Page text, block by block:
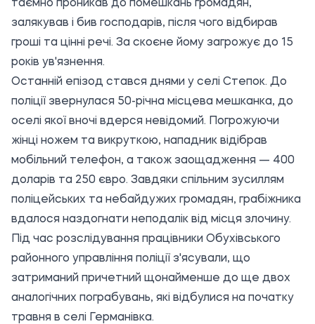
таємно проникав до помешкань громадян,
залякував і бив господарів, після чого відбирав
гроші та цінні речі. За скоєне йому загрожує до 15
років ув'язнення.
Останній епізод стався днями у селі Степок. До
поліції звернулася 50-річна місцева мешканка, до
оселі якої вночі вдерся невідомий. Погрожуючи
жінці ножем та викруткою, нападник відібрав
мобільний телефон, а також заощадження — 400
доларів та 250 євро. Завдяки спільним зусиллям
поліцейських та небайдужих громадян, грабіжника
вдалося наздогнати неподалік від місця злочину.
Під час розслідування працівники Обухівського
районного управління поліції з'ясували, що
затриманий причетний щонайменше до ще двох
аналогічних пограбувань, які відбулися на початку
травня в селі Германівка.